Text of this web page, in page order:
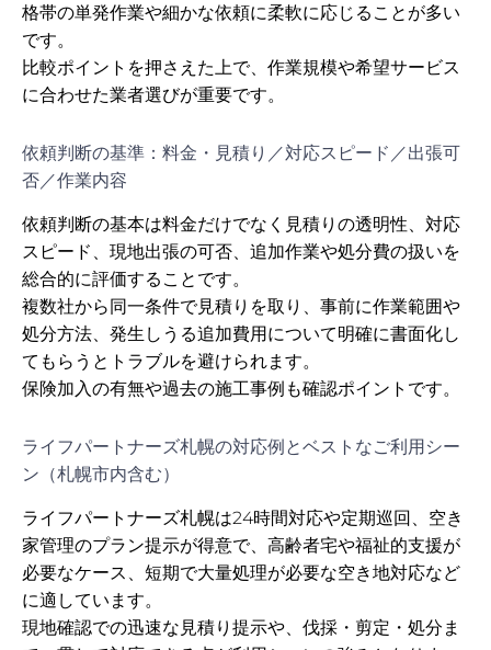
格帯の単発作業や細かな依頼に柔軟に応じることが多い
です。
比較ポイントを押さえた上で、作業規模や希望サービス
に合わせた業者選びが重要です。
依頼判断の基準：料金・見積り／対応スピード／出張可
否／作業内容
依頼判断の基本は料金だけでなく見積りの透明性、対応
スピード、現地出張の可否、追加作業や処分費の扱いを
総合的に評価することです。
複数社から同一条件で見積りを取り、事前に作業範囲や
処分方法、発生しうる追加費用について明確に書面化し
てもらうとトラブルを避けられます。
保険加入の有無や過去の施工事例も確認ポイントです。
ライフパートナーズ札幌の対応例とベストなご利用シー
ン（札幌市内含む）
ライフパートナーズ札幌は24時間対応や定期巡回、空き
家管理のプラン提示が得意で、高齢者宅や福祉的支援が
必要なケース、短期で大量処理が必要な空き地対応など
に適しています。
現地確認での迅速な見積り提示や、伐採・剪定・処分ま